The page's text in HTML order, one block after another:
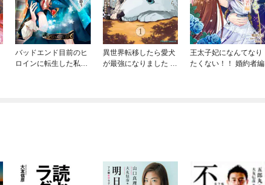
バッドエンド目前のヒ
ロインに転生した私、
異世界転移したら愛犬
が最強になりました ～
王太子妃になんてなり
たくない！！ 婚約者編